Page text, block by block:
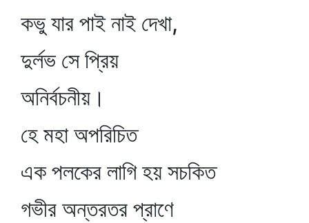
কভু যার পাই নাই দেখা,
দুর্লভ সে প্রিয়
অনির্বচনীয়।
হে মহা অপরিচিত
এক পলকের লাগি হয় সচকিত
গভীর অন্তরতর প্রাণে